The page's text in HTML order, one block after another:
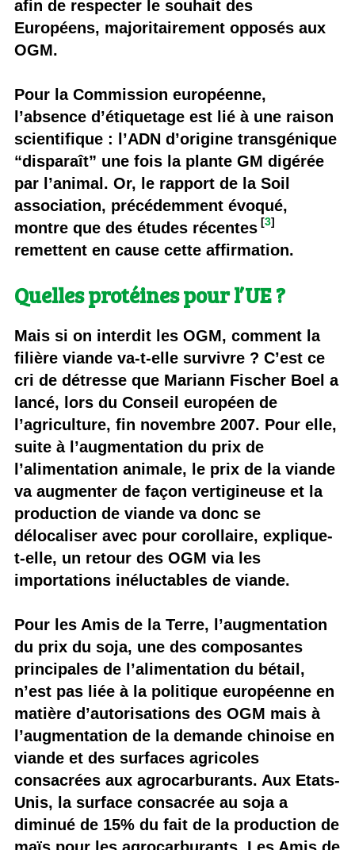
afin de respecter le souhait des
Européens, majoritairement opposés aux
OGM.
Pour la Commission européenne,
l’absence d’étiquetage est lié à une raison
scientifique : l’ADN d’origine transgénique
“disparaît” une fois la plante GM digérée
par l’animal. Or, le rapport de la Soil
association, précédemment évoqué,
montre que des études récentes [3]
remettent en cause cette affirmation.
Quelles protéines pour l’UE ?
Mais si on interdit les OGM, comment la
filière viande va-t-elle survivre ? C’est ce
cri de détresse que Mariann Fischer Boel a
lancé, lors du Conseil européen de
l’agriculture, fin novembre 2007. Pour elle,
suite à l’augmentation du prix de
l’alimentation animale, le prix de la viande
va augmenter de façon vertigineuse et la
production de viande va donc se
délocaliser avec pour corollaire, explique-
t-elle, un retour des OGM via les
importations inéluctables de viande.
Pour les Amis de la Terre, l’augmentation
du prix du soja, une des composantes
principales de l’alimentation du bétail,
n’est pas liée à la politique européenne en
matière d’autorisations des OGM mais à
l’augmentation de la demande chinoise en
viande et des surfaces agricoles
consacrées aux agrocarburants. Aux Etats-
Unis, la surface consacrée au soja a
diminué de 15% du fait de la production de